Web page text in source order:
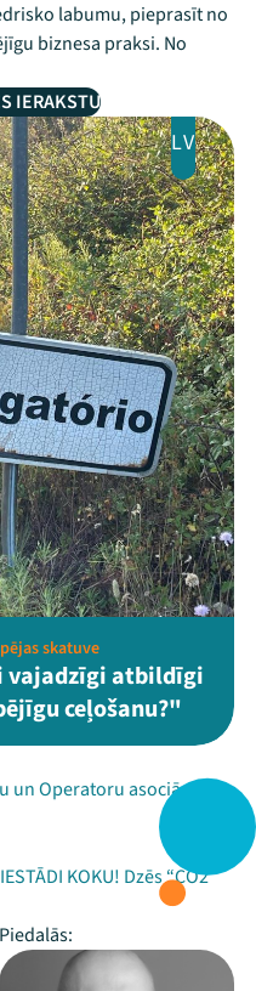
labumu, pieprasīt no
biznesa praksi. No
IERAKSTU
LV
skatuve
vajadzīgi atbildīgi
ceļošanu?"
un Operatoru asociācija" -
KOKU! Dzēs “CO2
Piedalās: